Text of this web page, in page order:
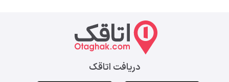
دریافت اتاقک